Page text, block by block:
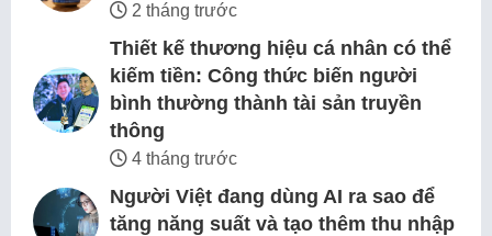
2 tháng trước
Thiết kế thương hiệu cá nhân có thể
kiếm tiền: Công thức biến người
bình thường thành tài sản truyền
thông
4 tháng trước
Người Việt đang dùng AI ra sao để
tăng năng suất và tạo thêm thu nhập